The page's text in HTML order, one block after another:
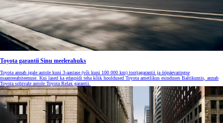
Toyota garantii Sinu meelerahuks
Toyota annab igale autole kuni 3-aastase (või kuni 100 000 km) tootjagarantii ja ööpäevaringse
maanteeabiteenuse. Kui lased ka edaspidi teha kõik hooldused Toyota ametlikus esinduses Baltikumis, annab
Toyota sobivale autole Toyota Relax garantii.